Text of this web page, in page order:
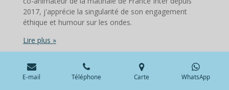
2017, j'apprécie la singularité de son engagement
éthique et humour sur les ondes.
Lire plus »
20 nov. 2025
18:00
E-mail Téléphone Carte WhatsApp